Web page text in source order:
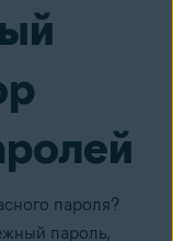
пароля?
пароль,